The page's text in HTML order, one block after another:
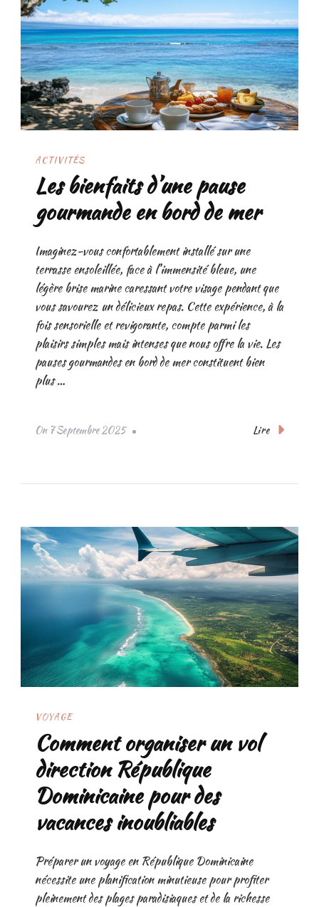
ACTIVITÉS
Les bienfaits d’une pause
gourmande en bord de mer
Imaginez-vous confortablement installé sur une
terrasse ensoleillée, face à l’immensité bleue, une
légère brise marine caressant votre visage pendant que
vous savourez un délicieux repas. Cette expérience, à la
fois sensorielle et revigorante, compte parmi les
plaisirs simples mais intenses que nous offre la vie. Les
pauses gourmandes en bord de mer constituent bien
plus …
On 7 Septembre 2025 Lire
VOYAGE
Comment organiser un vol
direction République
Dominicaine pour des
vacances inoubliables
Préparer un voyage en République Dominicaine
nécessite une planification minutieuse pour profiter
pleinement des plages paradisiaques et de la richesse